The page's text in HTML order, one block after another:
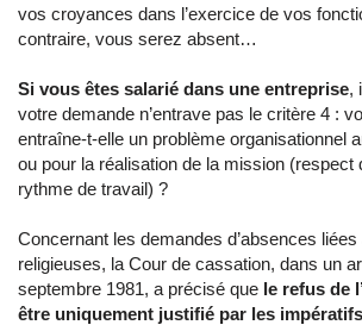
vos croyances dans l’exercice de vos
contraire, vous serez absent…
Si vous êtes salarié dans une entreprise,
votre demande n’entrave pas le critère 4 :
entraîne-t-elle un problème organisationnel
ou pour la réalisation de la mission (respect
rythme de travail) ?
Concernant les demandes d’absences
religieuses, la Cour de cassation, dans un
septembre 1981, a précisé que le refus de
être uniquement justifié par les